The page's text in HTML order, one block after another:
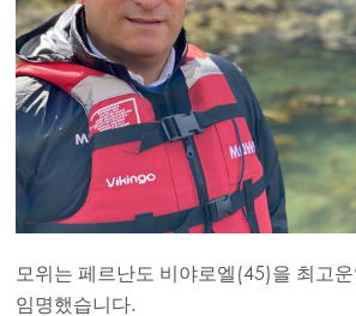
모위는 페르난도 비야로엘(45)을 최고
임명했습니다.